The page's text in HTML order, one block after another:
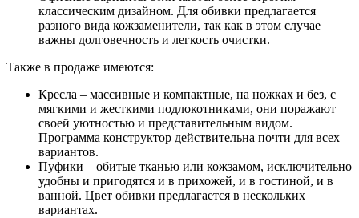
классическим дизайном. Для обивки предлагается
разного вида кожзаменители, так как в этом случае
важны долговечность и легкость очистки.
Также в продаже имеются:
Кресла – массивные и компактные, на ножках и без, с
мягкими и жесткими подлокотниками, они поражают
своей уютностью и представительным видом.
Программа конструктор действительна почти для всех
вариантов.
Пуфики – обитые тканью или кожзамом, исключительно
удобны и пригодятся и в прихожей, и в гостиной, и в
ванной. Цвет обивки предлагается в нескольких
вариантах.